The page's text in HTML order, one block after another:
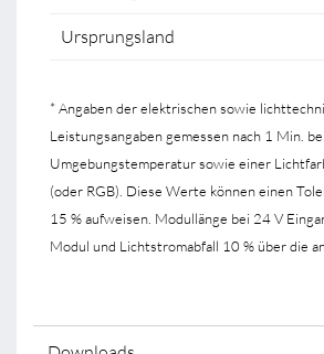
Ursprungsland
* Angaben der elektrischen sowie
Leistungsangaben gemessen nach 1 Min.
Umgebungstemperatur sowie einer
(oder RGB). Diese Werte können einen
15 % aufweisen. Modullänge bei 24 V
Modul und Lichtstromabfall 10 % über die